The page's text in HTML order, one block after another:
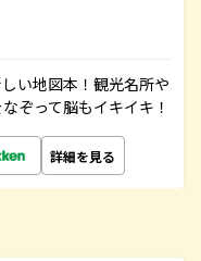
い地図本！観光名所や
ぞって脳もイキイキ！
詳細を見る